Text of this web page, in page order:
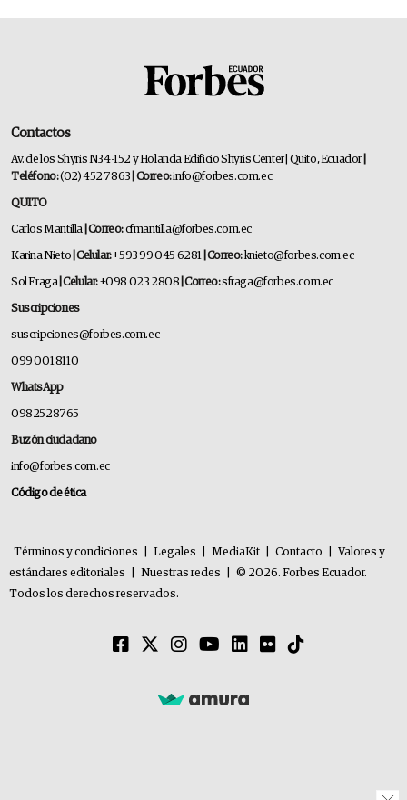
Contactos
Av. de los Shyris N34-152 y Holanda Edificio Shyris Center | Quito, Ecuador
Teléfono:(02) 452 7863 | Correo:info@forbes.com.ec
QUITO
Carlos Mantilla | Correo:cfmantilla@forbes.com.ec
Karina Nieto | Celular:+593 99 045 6281 | Correo:knieto@forbes.com.ec
Sol Fraga| Celular:+098 023 2808 | Correo:sfraga@forbes.com.ec
Suscripciones
suscripciones@forbes.com.ec
099 001 8110
WhatsApp
0982528765
Buzón ciudadano
info@forbes.com.ec
Código de ética
Términos y condiciones Legales MediaKit Contacto
Valores y
estándares editoriales
Nuestras redes
© 2026. Forbes Ecuador.
Todos los derechos reservados.